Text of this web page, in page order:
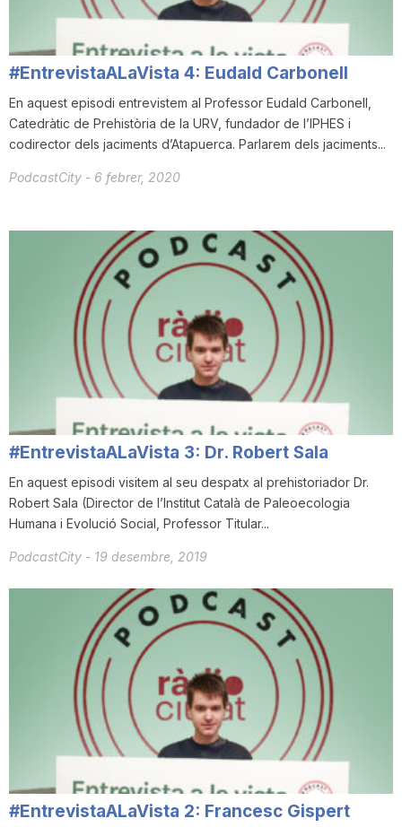
#EntrevistaALaVista 4: Eudald Carbonell
En aquest episodi entrevistem al Professor Eudald Carbonell,
Catedràtic de Prehistòria de la URV, fundador de l’IPHES i
codirector dels jaciments d’Atapuerca. Parlarem dels jaciments...
PodcastCity - 6 febrer, 2020
#EntrevistaALaVista 3: Dr. Robert Sala
En aquest episodi visitem al seu despatx al prehistoriador Dr.
Robert Sala (Director de l’Institut Català de Paleoecologia
Humana i Evolució Social, Professor Titular...
PodcastCity - 19 desembre, 2019
#EntrevistaALaVista 2: Francesc Gispert